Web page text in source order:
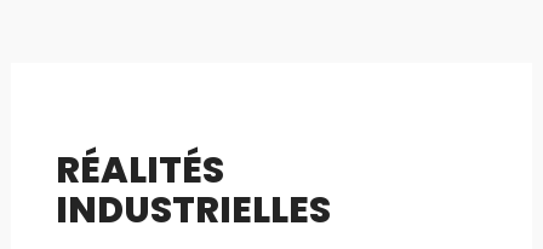
RÉALITÉS
INDUSTRIELLES